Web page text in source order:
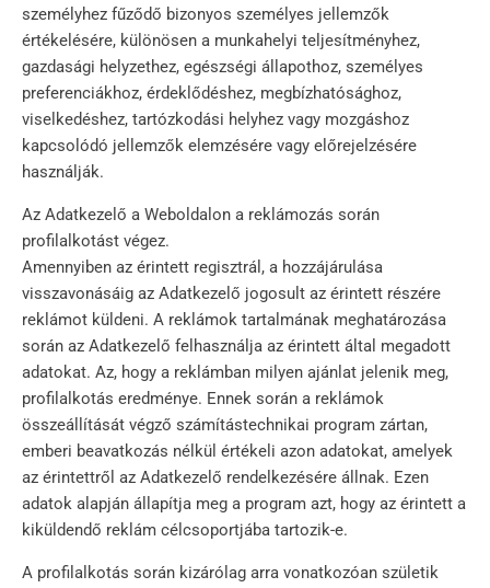
személyhez fűződő bizonyos személyes jellemzők
értékelésére, különösen a munkahelyi teljesítményhez,
gazdasági helyzethez, egészségi állapothoz, személyes
preferenciákhoz, érdeklődéshez, megbízhatósághoz,
viselkedéshez, tartózkodási helyhez vagy mozgáshoz
kapcsolódó jellemzők elemzésére vagy előrejelzésére
használják.
Az Adatkezelő a Weboldalon a reklámozás során
profilalkotást végez.
Amennyiben az érintett regisztrál, a hozzájárulása
visszavonásáig az Adatkezelő jogosult az érintett részére
reklámot küldeni. A reklámok tartalmának meghatározása
során az Adatkezelő felhasználja az érintett által megadott
adatokat. Az, hogy a reklámban milyen ajánlat jelenik meg,
profilalkotás eredménye. Ennek során a reklámok
összeállítását végző számítástechnikai program zártan,
emberi beavatkozás nélkül értékeli azon adatokat, amelyek
az érintettről az Adatkezelő rendelkezésére állnak. Ezen
adatok alapján állapítja meg a program azt, hogy az érintett a
kiküldendő reklám célcsoportjába tartozik-e.
A profilalkotás során kizárólag arra vonatkozóan születik